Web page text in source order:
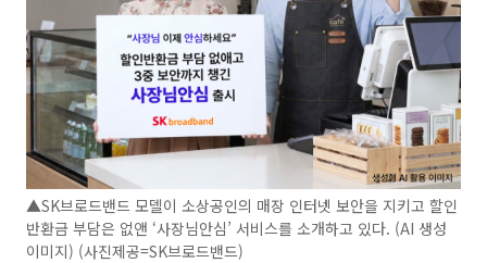
▲SK브로드밴드 모델이 소상공인의 매장 인터넷 보안을 지키고 할인
반환금 부담은 없앤 ‘사장님안심’ 서비스를 소개하고 있다. (AI 생성
이미지) (사진제공=SK브로드밴드)